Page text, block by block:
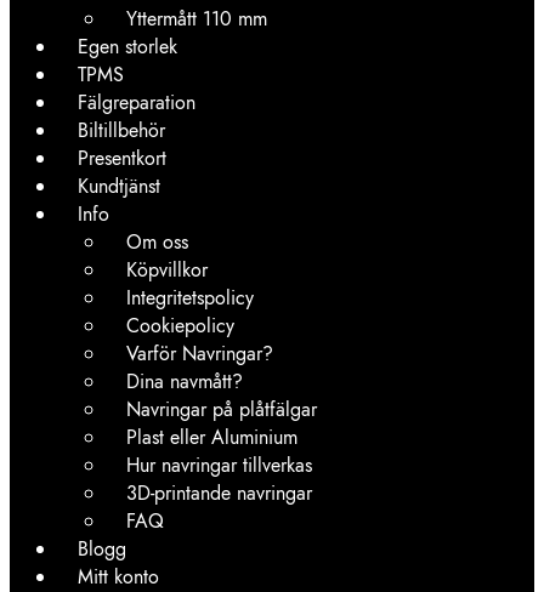
Yttermått 110 mm
Egen storlek
TPMS
Fälgreparation
Biltillbehör
Presentkort
Kundtjänst
Info
Om oss
Köpvillkor
Integritetspolicy
Cookiepolicy
Varför Navringar?
Dina navmått?
Navringar på plåtfälgar
Plast eller Aluminium
Hur navringar tillverkas
3D-printande navringar
FAQ
Blogg
Mitt konto